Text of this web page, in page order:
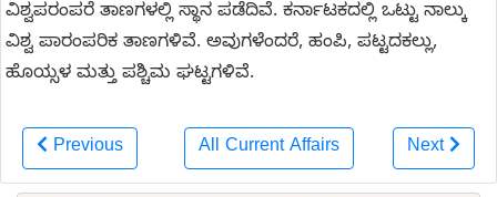
ವಿಶ್ವಪರಂಪರೆ ತಾಣಗಳಲ್ಲಿ ಸ್ಥಾನ ಪಡೆದಿವೆ. ಕರ್ನಾಟಕದಲ್ಲಿ ಒಟ್ಟು ನಾಲ್ಕು
ವಿಶ್ವ ಪಾರಂಪರಿಕ ತಾಣಗಳಿವೆ. ಅವುಗಳೆಂದರೆ, ಹಂಪಿ, ಪಟ್ಟದಕಲ್ಲು,
ಹೊಯ್ಸಳ ಮತ್ತು ಪಶ್ಚಿಮ ಘಟ್ಟಗಳಿವೆ.
Previous All Current Affairs Next